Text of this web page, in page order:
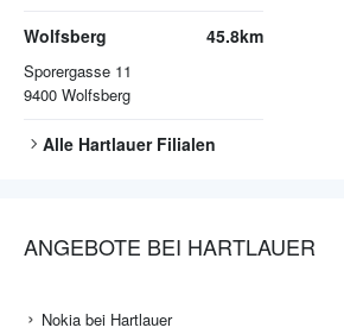
Wolfsberg
Sporergasse 11
9400 Wolfsberg
45.8km
Alle HartlauerFilialen
ANGEBOTE BEI HARTLAUER
Nokia bei Hartlauer